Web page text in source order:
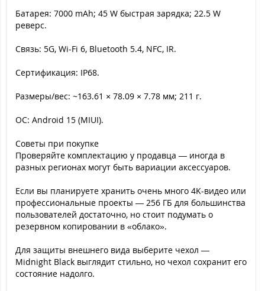
Батарея: 7000 mAh; 45 W быстрая зарядка; 22.5 W
реверс.
Связь: 5G, Wi-Fi 6, Bluetooth 5.4, NFC, IR.
Сертификация: IP68.
Размеры/вес: ~163.61 × 78.09 × 7.78 мм; 211 г.
ОС: Android 15 (MIUI).
Советы при покупке
Проверяйте комплектацию у продавца — иногда в
разных регионах могут быть вариации аксессуаров.
Если вы планируете хранить очень много 4K-видео или
профессиональные проекты — 256 ГБ для большинства
пользователей достаточно, но стоит подумать о
резервном копировании в «облако».
Для защиты внешнего вида выберите чехол —
Midnight Black выглядит стильно, но чехол сохранит его
состояние надолго.